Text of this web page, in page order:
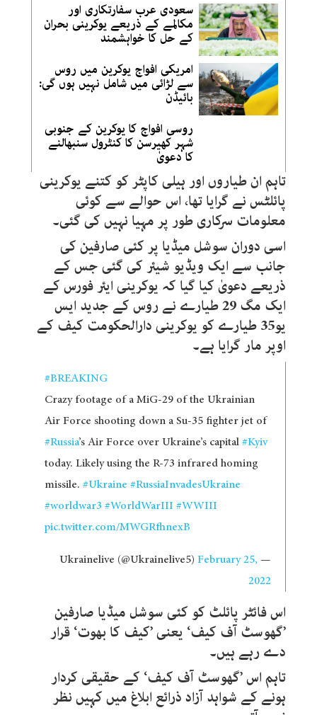
سعودی عرب سفارتکاری اور
مکالمے کے ذریعے یوکرینی بحران
کے حل کا خواہشمند
امریکی افواج یوکرین میں روس
سے لڑائی میں شامل نہیں ہوں گی:
بائیڈن
روسی افواج کا یوکرین کے جنوبی
شہر کھیرسن کا کنٹرول سنبھالنے
کا دعویٰ
تاہم ان طیاروں اور ہیلی کاپٹر کو کتنے یوکرینی
پائلٹس نے گرایا تھا، اس حوالے سے کوئی
معلومات سرکاری طور پر مہیا نہیں کی گئی۔
اسی دوران سوشل میڈیا پر کئی صارفین کی
جانب سے ایک ویڈیو شیئر کی گئی جس کے
ذریعے دعویٰ کیا گیا کہ یوکرینی ایئر فورس کے
ایک مگ 29 طیارے نے روس کے جدید ایس
یو35 طیارے کو یوکرینی دارالحکومت کیف کے
اوپر مار گرایا ہے۔
#BREAKING
Crazy footage of a MiG-29 of the Ukrainian
Air Force shooting down a Su-35 fighter jet of
#Russia’s Air Force over Ukraine’s capital#Kyiv
today. Likely using the R-73 infrared homing
missile. #Ukraine #RussiaInvadesUkraine
#worldwar3 #WorldWarIII #WWIII
pic.twitter.com/MWGRfhnexB
— Ukrainelive (@Ukrainelive5)
February 25,
2022
اس فائٹر پائلٹ کو کئی سوشل میڈیا صارفین
’گھوسٹ آف کیف‘ یعنی ’کیف کا بھوت‘ قرار
دے رہے ہیں۔
تاہم اس ’گھوسٹ آف کیف‘ کے حقیقی کردار
ہونے کے شواہد آزاد ذرائع ابلاغ میں کہیں نظر